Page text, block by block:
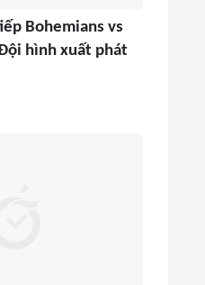
Bohemians vs
hình xuất phát